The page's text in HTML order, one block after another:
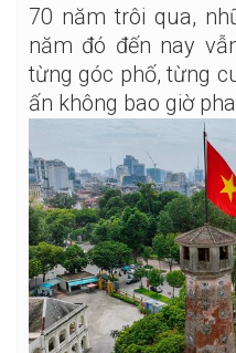
70 năm trôi qua,
năm đó đến nay
từng góc phố, từng
ấn không bao giờ